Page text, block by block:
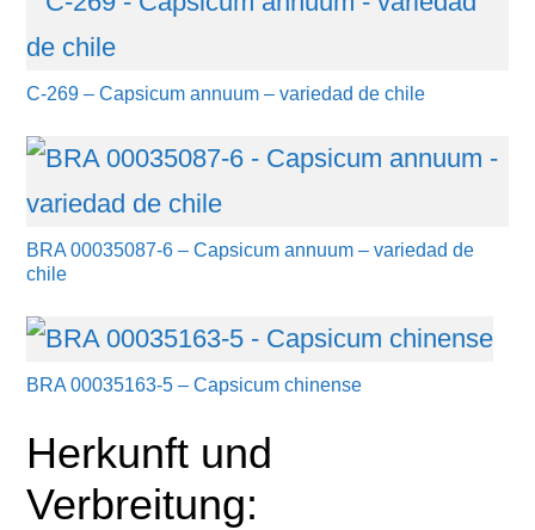
C-269 – Capsicum annuum – variedad de chile
BRA 00035087-6 – Capsicum annuum – variedad de
chile
BRA 00035163-5 – Capsicum chinense
Herkunft und
Verbreitung: